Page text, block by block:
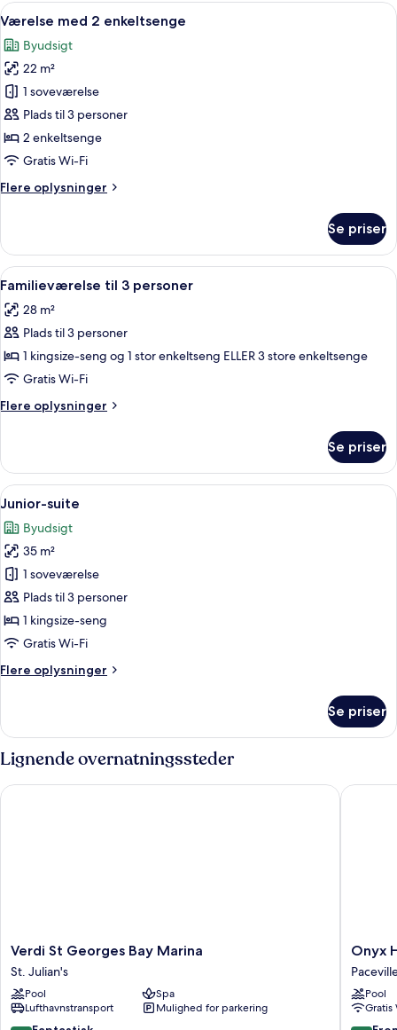
Indlæs
alle
billeder
af
Værelse
med
2
enkeltsenge
Et hotelværelse med to senge, en
9
Værelse med 2 enkeltsenge
Byudsigt
22 m²
1 soveværelse
Plads til 3 personer
2 enkeltsenge
Gratis Wi-Fi
Flere oplysninger
Flere
med
enkeltsenge
Se priser
Indlæs
alle
billeder
af
Familieværelse
til
3
personer
Et moderne hotelværelse med
9
Familieværelse til 3 personer
28 m²
Plads til 3 personer
1 kingsize-seng og 1 stor enkeltseng ELLER 3 store enkeltsenge
Gratis Wi-Fi
Flere oplysninger
Flere
til
personer
Se priser
Indlæs
alle
billeder
af
Junior-
suite
Et moderne hotelværelse med en
7
Junior-suite
Byudsigt
35 m²
1 soveværelse
Plads til 3 personer
1 kingsize-seng
Gratis Wi-Fi
Flere oplysninger
Flere
suite
Se priser
Lignende overnatningssteder
Verdi
St
Georges
Bay
Marina
Verdi St Georges Bay Marina
St. Julian's
Pool
Spa
Lufthavnstransport
Mulighed for parkering
Verdi St Georges Bay Marina
Onyx
Hotel
Paceville
Onyx
Pool
Gratis
Onyx